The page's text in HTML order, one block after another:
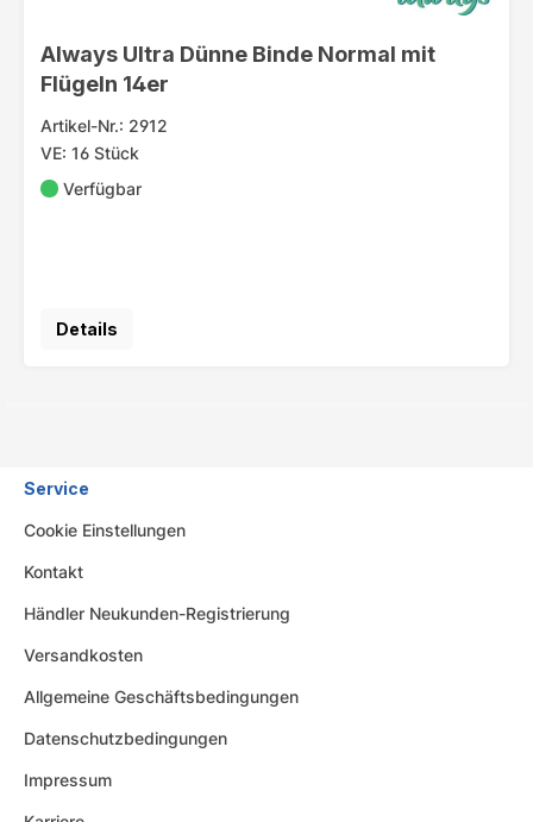
Always Ultra Dünne Binde Normal mit
Flügeln 14er
Artikel-Nr.: 2912
VE: 16 Stück
Verfügbar
Details
Service
Cookie Einstellungen
Kontakt
Händler Neukunden-Registrierung
Versandkosten
Allgemeine Geschäftsbedingungen
Datenschutzbedingungen
Impressum